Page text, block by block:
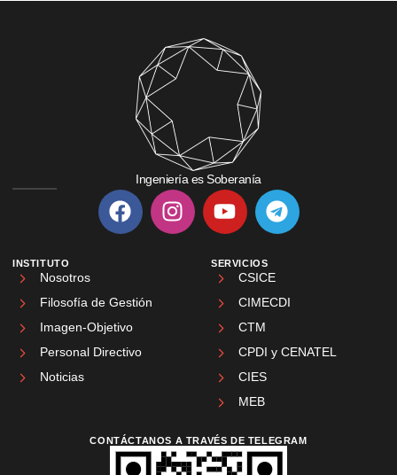
Ingeniería es Soberanía
INSTITUTO
Nosotros
Filosofía de Gestión
Imagen-Objetivo
Personal Directivo
Noticias
SERVICIOS
CSICE
CIMECDI
CTM
CPDI y CENATEL
CIES
MEB
CONTÁCTANOS A TRAVÉS DE TELEGRAM